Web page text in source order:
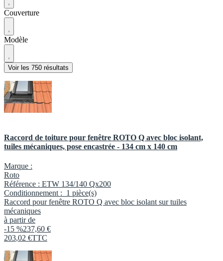
Couverture
Modèle
Voir les 750 résultats
Raccord de toiture pour fenêtre ROTO Q avec bloc isolant,
tuiles mécaniques, pose encastrée - 134 cm x 140 cm
Marque :
Roto
Référence : ETW 134/140 Qx200
Conditionnement : 1 pièce(s)
Raccord pour fenêtre ROTO Q avec bloc isolant sur tuiles
mécaniques
à partir de
-15 %237,60 €
203,02 €TTC